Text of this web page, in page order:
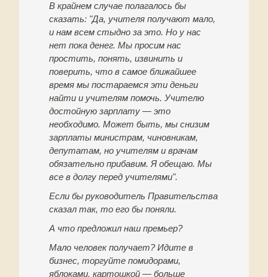
В крайнем случае полагалось бы
сказать: "Да, учителя получают мало,
и нам всем стыдно за это. Но у нас
нет пока денег. Мы просим нас
простить, понять, извинить и
поверить, что в самое ближайшее
время мы постараемся эти деньги
найти и учителям помочь. Учителю
достойную зарплату — это
необходимо. Может быть, мы снизим
зарплаты министрам, чиновникам,
депутатам, но учителям и врачам
обязательно прибавим. Я обещаю. Мы
все в долгу перед учителями".
Если бы руководитель Правительства
сказал так, то его бы поняли.
А что предложил наш премьер?
Мало человек получает? Идите в
бизнес, торгуйте помидорами,
яблоками, картошкой — больше